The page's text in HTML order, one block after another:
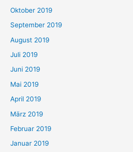
Oktober 2019
September 2019
August 2019
Juli 2019
Juni 2019
Mai 2019
April 2019
März 2019
Februar 2019
Januar 2019